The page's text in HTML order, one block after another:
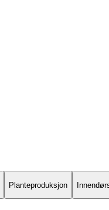
Planteproduksjon